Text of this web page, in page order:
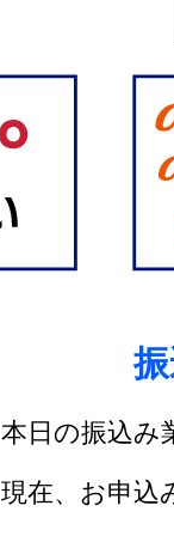
本日の振込み
現在、お申込